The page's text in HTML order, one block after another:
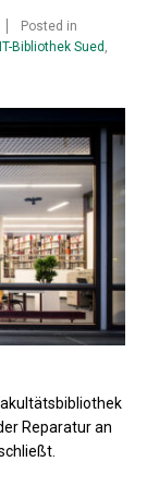
Posted in
Bibliothek Sued
Reparatur an